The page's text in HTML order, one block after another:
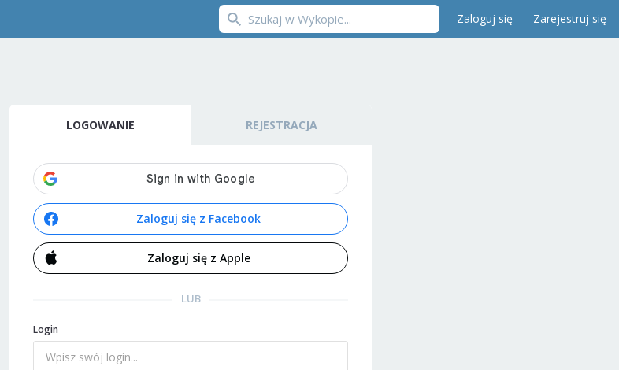
Zaloguj się Zarejestruj się
LOGOWANIE REJESTRACJA
Zaloguj się z Facebook
Zaloguj się z Apple
LUB
Login